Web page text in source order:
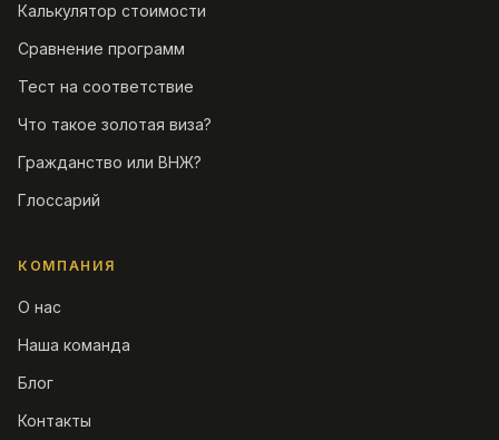
Калькулятор стоимости
Сравнение программ
Тест на соответствие
Что такое золотая виза?
Гражданство или ВНЖ?
Глоссарий
КОМПАНИЯ
О нас
Наша команда
Блог
Контакты